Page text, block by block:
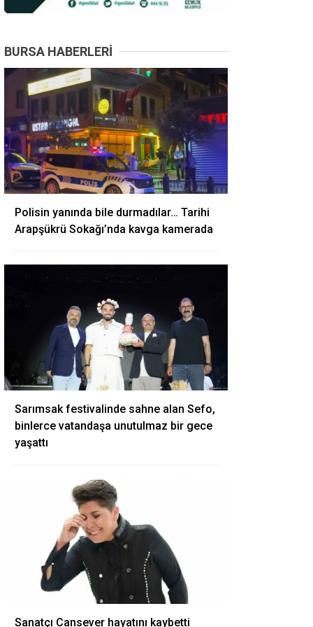
BURSA HABERLERI
Polisin yanında bile durmadılar… Tarihi
Arapşükrü Sokağı’nda kavga kamerada
Sarımsak festivalinde sahne alan Sefo,
binlerce vatandaşa unutulmaz bir gece
yaşattı
Sanatçı Cansever hayatını kaybetti